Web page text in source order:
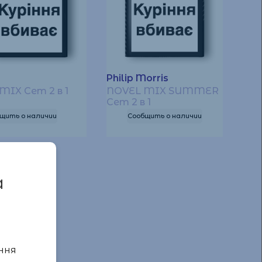
Сет 2 в 1
о наличии
Philip Morris
NOVEL MIX SUMMER
Сет 2 в 1
Сообщить о наличии